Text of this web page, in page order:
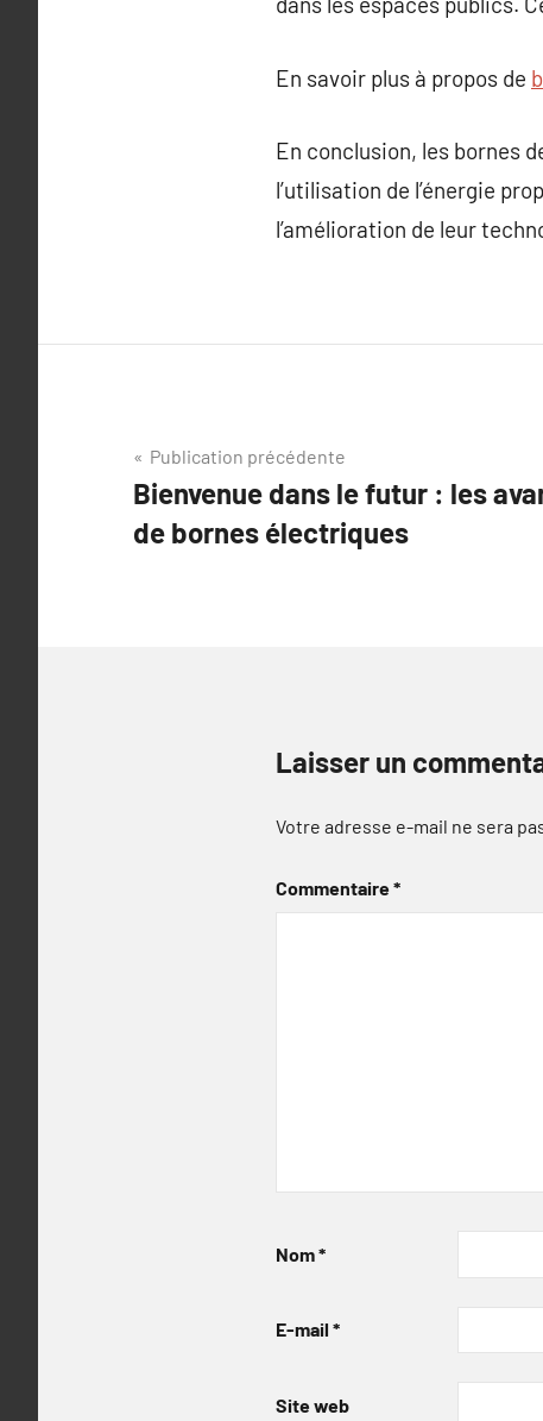
En savoir plus à propos de
En conclusion, les bornes
l’utilisation de l’énergie
l’amélioration de leur
Navigation
de
l’article
Publication précédente
Bienvenue dans le futur : les
de bornes électriques
Laisser un
Votre adresse e-mail ne sera
Commentaire*
Nom*
E-mail *
Site web